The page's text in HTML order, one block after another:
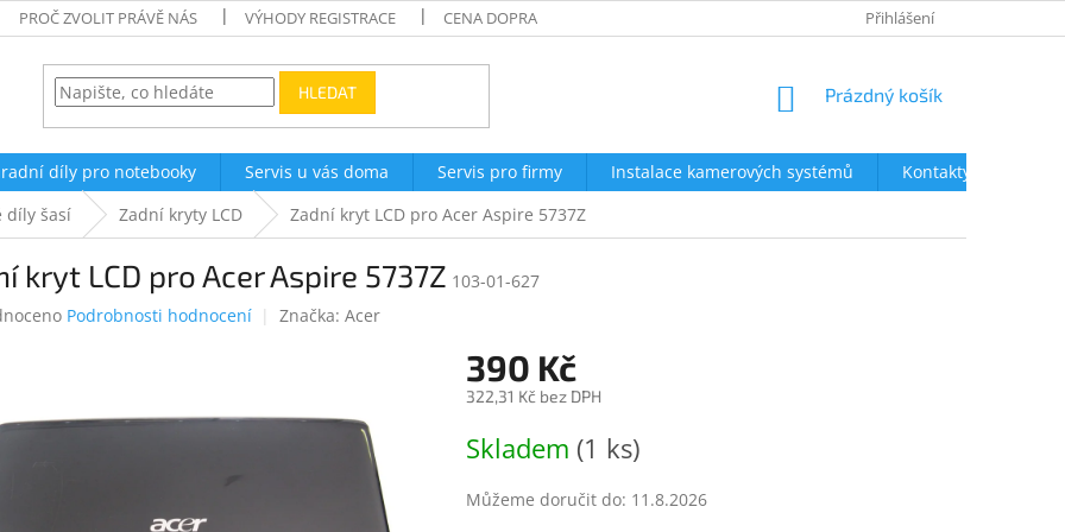
PROČ ZVOLIT PRÁVĚ NÁS VÝHODY REGISTRACE CENA DOPRAVY OBCHODNÍ PODMÍNKY
Přihlášení
HLEDAT
NÁKUPNÍ
Prázdný košík
díly pro notebooky Servis u vás doma Servis pro firmy Instalace kamerových systémů
Kontakty
díly šasí Zadní kryty LCD Zadní kryt LCD pro Acer Aspire 5737Z
kryt LCD pro Acer Aspire 5737Z 103-01-627
Podrobnosti hodnocení Značka: Acer
390 Kč
322,31 Kč bez DPH
cena:
Skladem (1 ks)
Můžeme doručit do: 11.8.2026